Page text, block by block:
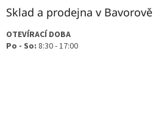
Sklad a prodejna v Bavorově
OTEVÍRACÍ DOBA
Po - So: 8:30 - 17:00